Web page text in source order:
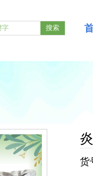
货
搜索